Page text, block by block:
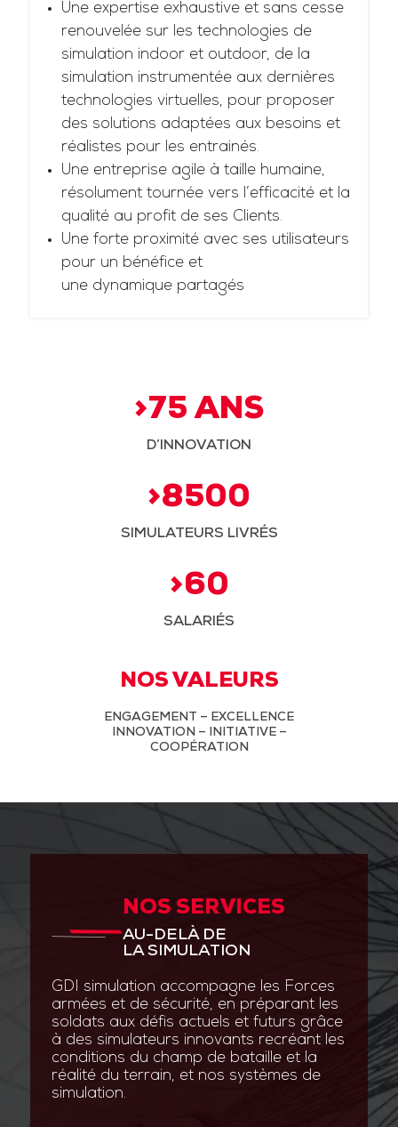
Une expertise exhaustive et sans cesse
renouvelée sur les technologies de
simulation indoor et outdoor, de la
simulation instrumentée aux dernières
technologies virtuelles, pour proposer
des solutions adaptées aux besoins et
réalistes pour les entrainés.
Une entreprise agile à taille humaine,
résolument tournée vers l’efficacité et la
qualité au profit de ses Clients.
Une forte proximité avec ses utilisateurs
pour un bénéfice et
une dynamique partagés
>75 ANS
D’INNOVATION
>8500
SIMULATEURS LIVRÉS
>60
SALARIÉS
NOS VALEURS
ENGAGEMENT – EXCELLENCE
INNOVATION – INITIATIVE –
COOPÉRATION
NOS SERVICES
AU-DELÀ DE
LA SIMULATION
GDI simulation accompagne les Forces
armées et de sécurité, en préparant les
soldats aux défis actuels et futurs grâce
à des simulateurs innovants recréant les
conditions du champ de bataille et la
réalité du terrain, et nos systèmes de
simulation.